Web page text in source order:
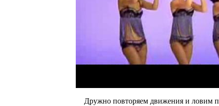
Дружно повторяем движения и ловим